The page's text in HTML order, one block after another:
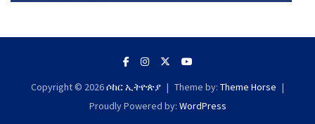
Copyright © 2026ሶከር ኢትዮጵያ Theme by: Theme Horse
Proudly Powered by: WordPress